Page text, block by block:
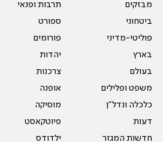
מבזקים
ביטחוני
פוליטי-מדיני
בארץ
בעולם
משפט ופלילים
כלכלה ונדל"ן
דעות
חדשות המגזר
תרבות ופנאי
ספורט
פורומים
יהדות
צרכנות
אופנה
מוסיקה
פיוטקאסט
ילדודס